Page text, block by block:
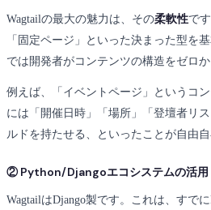
Wagtailの最大の魅力は、その柔軟性で
「固定ページ」といった決まった型を
では開発者がコンテンツの構造をゼロか
例えば、「イベントページ」というコ
には「開催日時」「場所」「登壇者リ
ルドを持たせる、といったことが自由自
② Python/Djangoエコシステムの活用
WagtailはDjango製です。これは、すで